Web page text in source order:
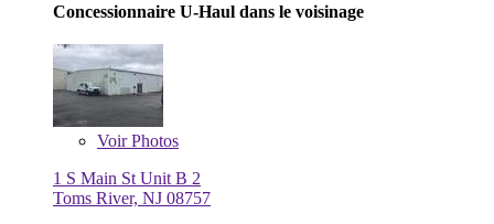
Concessionnaire U-Haul dans le voisinage
VoirPhotos
1 S Main St Unit B 2
Toms River, NJ 08757